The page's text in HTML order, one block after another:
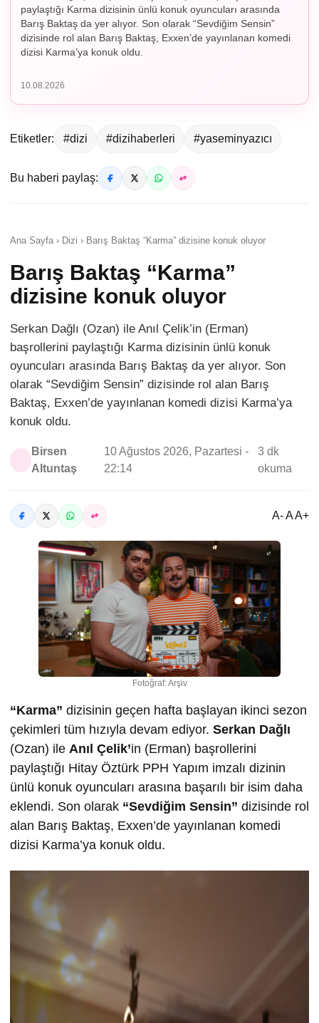
paylaştığı Karma dizisinin ünlü konuk oyuncuları arasında
Barış Baktaş da yer alıyor. Son olarak “Sevdiğim Sensin”
dizisinde rol alan Barış Baktaş, Exxen’de yayınlanan komedi
dizisi Karma’ya konuk oldu.
10.08.2026
Etiketler: #dizi #dizihaberleri #yaseminyazıcı
Bu haberi paylaş:
Ana Sayfa › Dizi › Barış Baktaş “Karma” dizisine konuk oluyor
Barış Baktaş “Karma”
dizisine konuk oluyor
Serkan Dağlı (Ozan) ile Anıl Çelik’in (Erman)
başrollerini paylaştığı Karma dizisinin ünlü konuk
oyuncuları arasında Barış Baktaş da yer alıyor. Son
olarak “Sevdiğim Sensin” dizisinde rol alan Barış
Baktaş, Exxen’de yayınlanan komedi dizisi Karma’ya
konuk oldu.
Birsen
Altuntaş
10 Ağustos 2026, Pazartesi -
22:14
3 dk
okuma
A- A A+
Fotoğraf: Arşiv
“Karma” dizisinin geçen hafta başlayan ikinci sezon
çekimleri tüm hızıyla devam ediyor. Serkan Dağlı
(Ozan) ile Anıl Çelik’in (Erman) başrollerini
paylaştığı Hitay Öztürk PPH Yapım imzalı dizinin
ünlü konuk oyuncuları arasına başarılı bir isim daha
eklendi. Son olarak “Sevdiğim Sensin” dizisinde rol
alan Barış Baktaş, Exxen’de yayınlanan komedi
dizisi Karma’ya konuk oldu.